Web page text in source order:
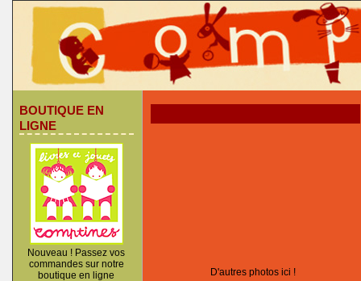
BOUTIQUE EN
LIGNE
Nouveau ! Passez vos
commandes sur notre
boutique en ligne
D'autres photos ici !